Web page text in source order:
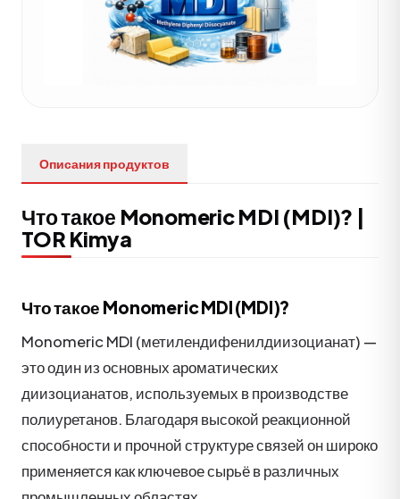
Описания продуктов
Что такое Monomeric MDI (MDI)? |
TOR Kimya
Что такое Monomeric MDI (MDI)?
Monomeric MDI (метилендифенилдиизоцианат) —
это один из основных ароматических
диизоцианатов, используемых в производстве
полиуретанов. Благодаря высокой реакционной
способности и прочной структуре связей он широко
применяется как ключевое сырьё в различных